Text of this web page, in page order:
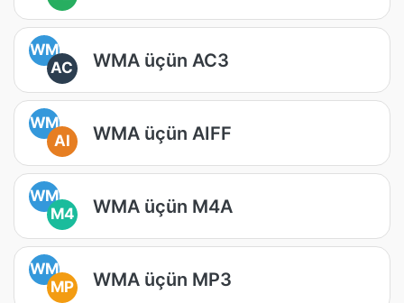
WM
AC
WMA üçün AC3
WM
AI
WMA üçün AIFF
WM
M4
WMA üçün M4A
WM
MP
WMA üçün MP3